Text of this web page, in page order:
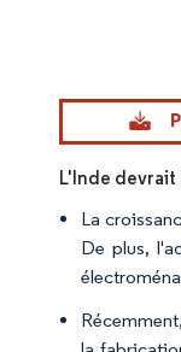
Image © Mordor
L'Inde
La
De plus,